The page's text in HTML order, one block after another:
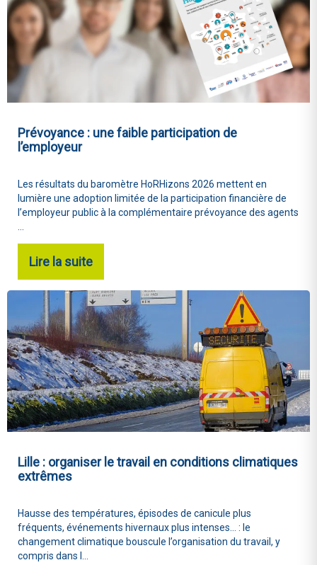
Prévoyance : une faible participation de
l’employeur
Les résultats du baromètre HoRHizons 2026 mettent en
lumière une adoption limitée de la participation financière de
l’employeur public à la complémentaire prévoyance des agents
Lire la suite
Lille : organiser le travail en conditions climatiques
extrêmes
Hausse des températures, épisodes de canicule plus
fréquents, événements hivernaux plus intenses… : le
changement climatique bouscule l’organisation du travail, y
compris dans l...